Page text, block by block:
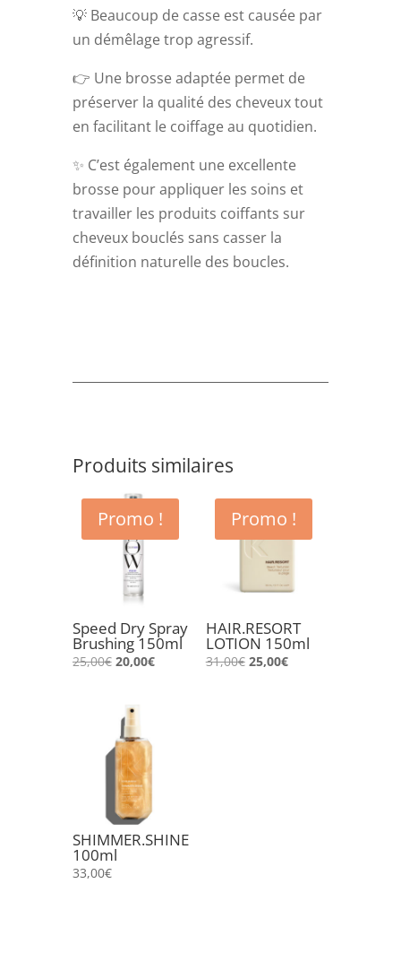
💡 Beaucoup de casse est causée par
un démêlage trop agressif.
👉 Une brosse adaptée permet de
préserver la qualité des cheveux tout
en facilitant le coiffage au quotidien.
✨ C’est également une excellente
brosse pour appliquer les soins et
travailler les produits coiffants sur
cheveux bouclés sans casser la
définition naturelle des boucles.
Produits similaires
Promo !
Speed Dry Spray
Brushing 150ml
25,00€ Le
était :
25,00€.
20,00€Le
Promo !
HAIR.RESORT
LOTION 150ml
31,00€ Le
25,00€Le
SHIMMER.SHINE
100ml
33,00€